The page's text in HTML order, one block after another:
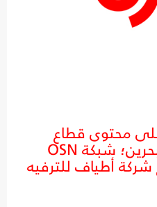
على محتوى قطاع
الترفيه المنزلي في البحرين؛ شبكة OSN
أطياف للترفيه